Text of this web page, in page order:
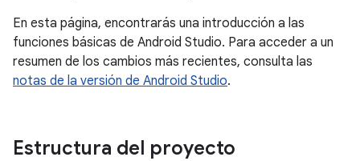
En esta página, encontrarás una introducción a las
funciones básicas de Android Studio. Para acceder a un
resumen de los cambios más recientes, consulta las
notas de la versión de Android Studio.
Estructura del proyecto